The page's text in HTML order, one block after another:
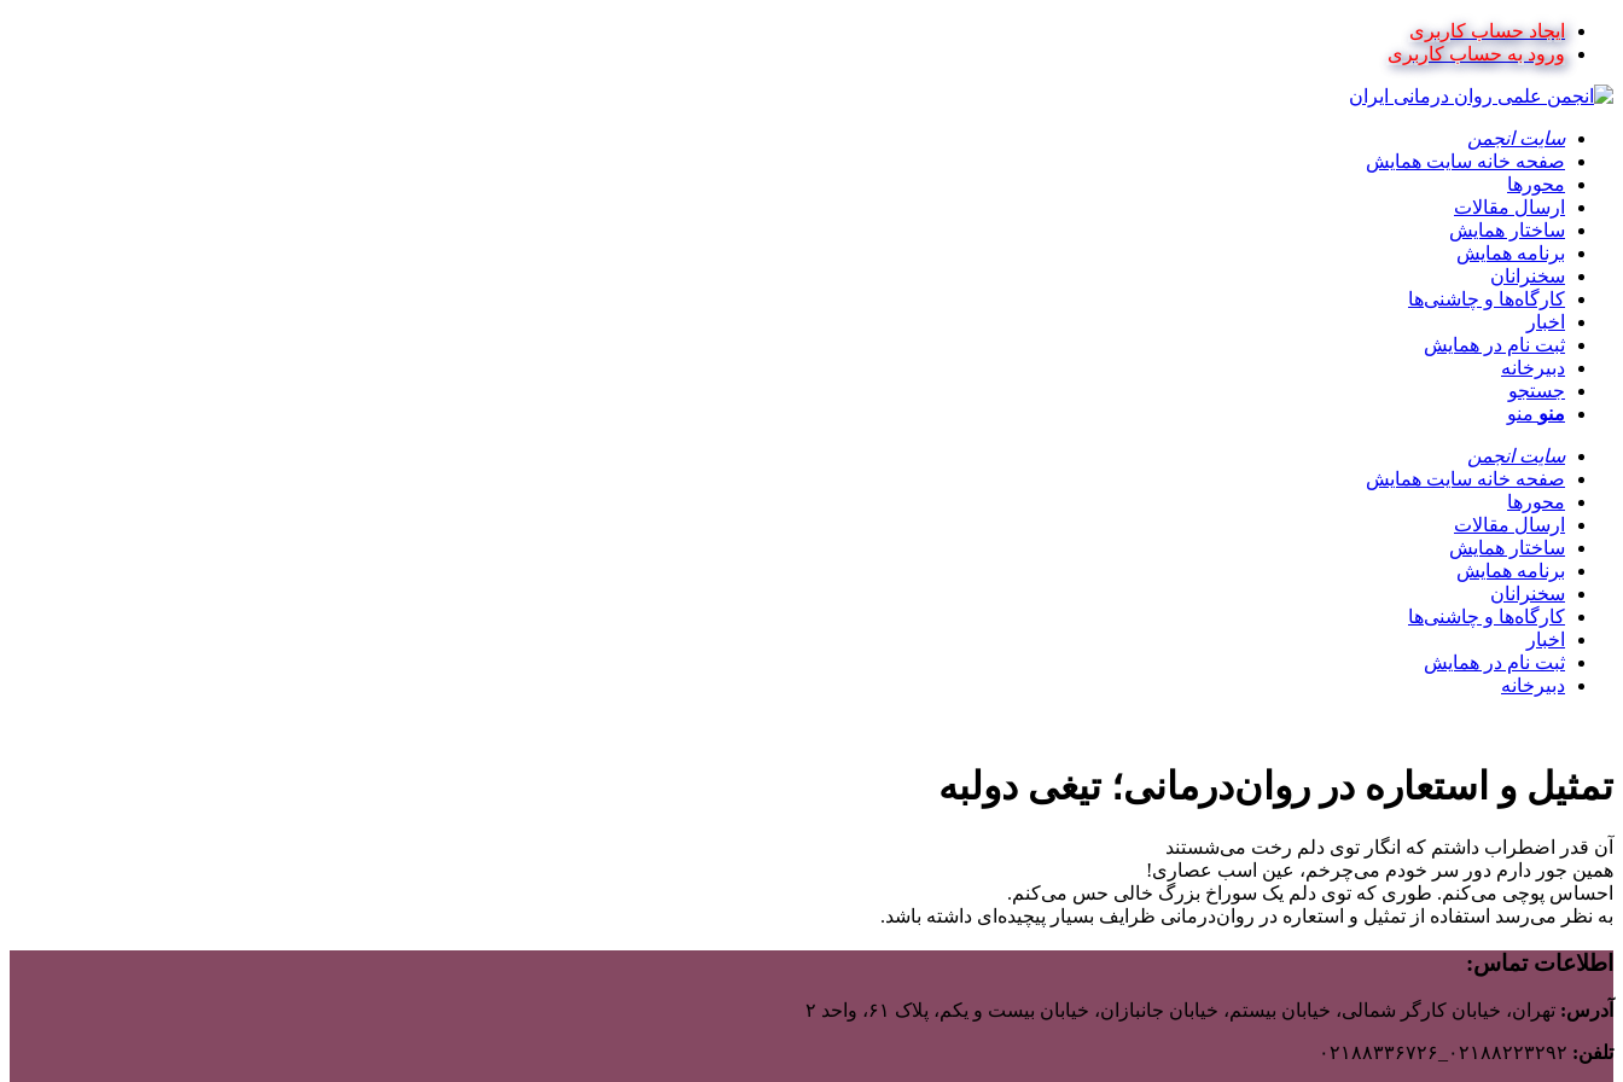
ایجاد حساب کاربری
ورود به حساب کاربری
سایت انجمن
صفحه خانه سایت همایش
محورها
ارسال مقالات
ساختار همایش
برنامه همایش
سخنرانان
کارگاه‌ها و چاشنی‌ها
اخبار
ثبت نام در همایش
دبیرخانه
جستجو
منو منو
سایت انجمن
صفحه خانه سایت همایش
محورها
ارسال مقالات
ساختار همایش
برنامه همایش
سخنرانان
کارگاه‌ها و چاشنی‌ها
اخبار
ثبت نام در همایش
دبیرخانه
تمثیل و استعاره در روان‌درمانی؛ تیغی دولبه
آن قدر اضطراب داشتم که انگار توی دلم رخت می‌شستند
همین جور دارم دور سر خودم می‌چرخم، عین اسب عصاری!
احساس پوچی می‌کنم. طوری که توی دلم یک سوراخ بزرگ خالی حس می‌کنم.
به نظر می‌رسد استفاده از تمثیل و استعاره در روان‌درمانی ظرایف بسیار پیچیده‌ای داشته باشد.
اطلاعات تماس:
آدرس: تهران، خیابان کارگر شمالی، خیابان بیستم، خیابان جانبازان، خیابان بیست و یکم، پلاک ۶۱، واحد ۲
تلفن: